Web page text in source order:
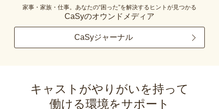
家事・家族・仕事。あなたの“困った”を解決するヒントが見つかる
CaSyのオウンドメディア
CaSyジャーナル
キャストがやりがいを持って
働ける環境をサポート